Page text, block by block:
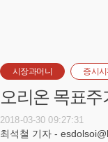
시장과머니 증시
오리온 목표
2018-03-30 09:27:31
최석철 기자 -